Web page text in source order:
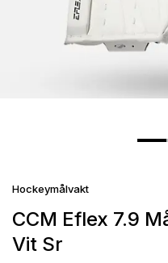
Hockeymålvakt
CCM Eflex 7.9
Vit Sr